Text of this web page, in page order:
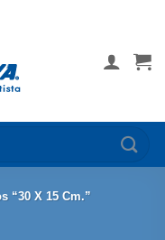
“30 X 15 Cm.”